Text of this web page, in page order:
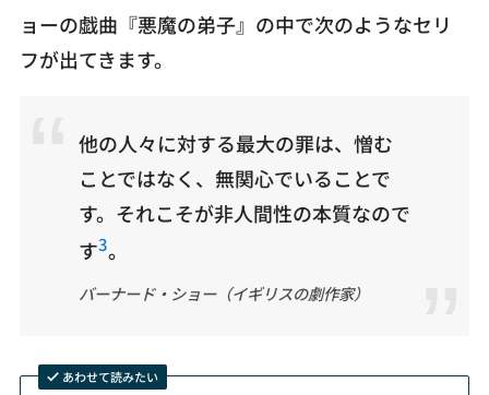
ョーの戯曲『悪魔の弟子』の中で次のようなセリ
フが出てきます。
他の人々に対する最大の罪は、憎む
ことではなく、無関心でいることで
す。それこそが非人間性の本質なので
す3。
バーナード・ショー（イギリスの劇作家）
あわせて読みたい